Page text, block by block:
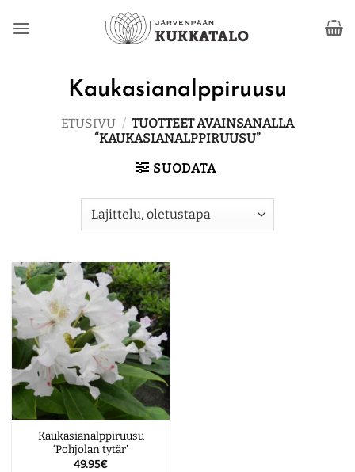
Kaukasianalppiruusu
ETUSIVU / TUOTTEET AVAINSANALLA
“KAUKASIANALPPIRUUSU”
SUODATA
Kaukasianalppiruusu
‘Pohjolan tytär’
49.95€